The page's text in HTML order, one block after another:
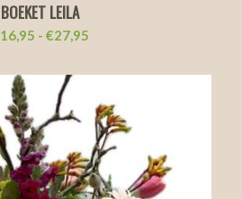
BOEKET LEILA
16,95 - €27,95Prijsklasse:
tot